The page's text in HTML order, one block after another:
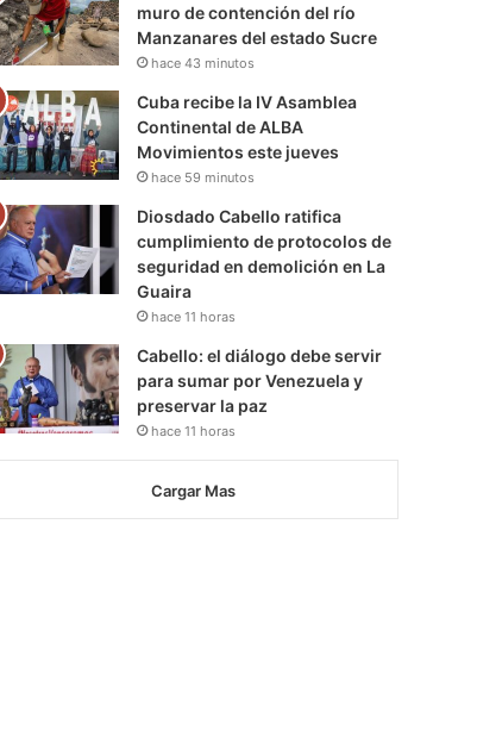
muro de contención del río
Manzanares del estado Sucre
hace 43 minutos
Cuba recibe la IV Asamblea
Continental de ALBA
Movimientos este jueves
hace 59 minutos
Diosdado Cabello ratifica
cumplimiento de protocolos de
seguridad en demolición en La
Guaira
hace 11 horas
Cabello: el diálogo debe servir
para sumar por Venezuela y
preservar la paz
hace 11 horas
Cargar Mas